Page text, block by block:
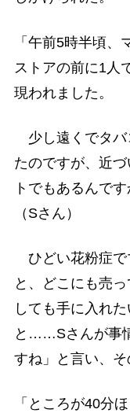
「午前5時半頃
ストアの前に1人
現われました。
少し遠くでタバ
たのですが、近
トでもあるんで
（Sさん）
ひどい花粉症で
と、どこにも売
しても手に入れ
と……Sさんが事
すね」と言い、そ
「ところが40分